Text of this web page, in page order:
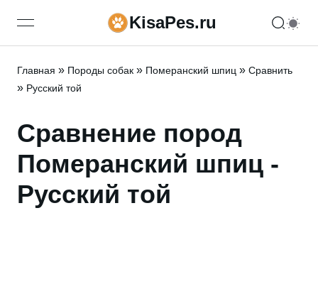
open navigation menuKisaPes.ru
Главная » Породы собак » Померанский шпиц » Сравнить
» Русский той
Сравнение пород
Померанский шпиц -
Русский той